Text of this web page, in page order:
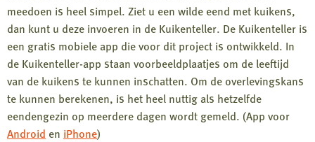
meedoen is heel simpel. Ziet u een wilde eend met kuikens,
dan kunt u deze invoeren in de Kuikenteller. De Kuikenteller is
een gratis mobiele app die voor dit project is ontwikkeld. In
de Kuikenteller-app staan voorbeeldplaatjes om de leeftijd
van de kuikens te kunnen inschatten. Om de overlevingskans
te kunnen berekenen, is het heel nuttig als hetzelfde
eendengezin op meerdere dagen wordt gemeld. (App voor
Android en iPhone)